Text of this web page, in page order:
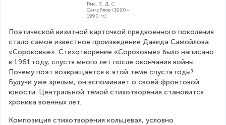
Рис. 3. Д. С.
Самойлов (1920–
1990 гг.)
Поэтической визитной карточкой предвоенного поколения
стало самое известное произведение Давида Самойлова
«Сороковые». Стихотворение «Сороковые» было написано
в 1961 году, спустя много лет после окончания войны.
Почему поэт возвращается к этой теме спустя годы?
Будучи уже зрелым, он вспоминает о своей фронтовой
юности. Центральной темой стихотворения становится
хроника военных лет.
Композиция стихотворения кольцевая, условно